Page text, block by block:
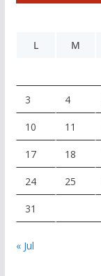
L
M
3 4
10 11
17 18
24 25
31
« Jul